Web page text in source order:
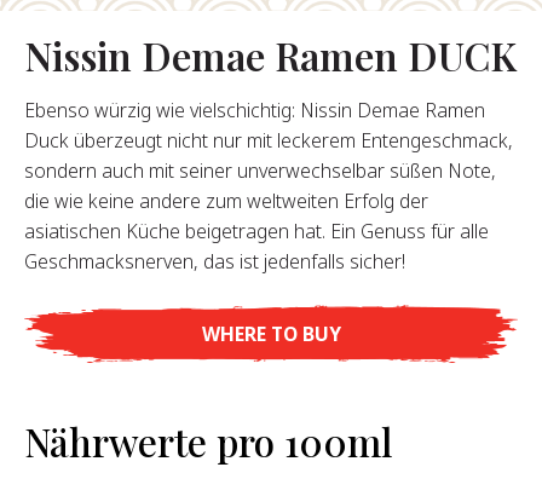
Rólunk
Alapítónk
Értékeink
Karrier
GYIK
Nissin Demae Ramen DUCK
Ebenso würzig wie vielschichtig: Nissin Demae Ramen
Duck überzeugt nicht nur mit leckerem Entengeschmack,
sondern auch mit seiner unverwechselbar süßen Note,
die wie keine andere zum weltweiten Erfolg der
asiatischen Küche beigetragen hat. Ein Genuss für alle
Geschmacksnerven, das ist jedenfalls sicher!
WHERE TO BUY
Nährwerte pro 100ml